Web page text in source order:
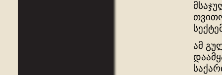
ამ